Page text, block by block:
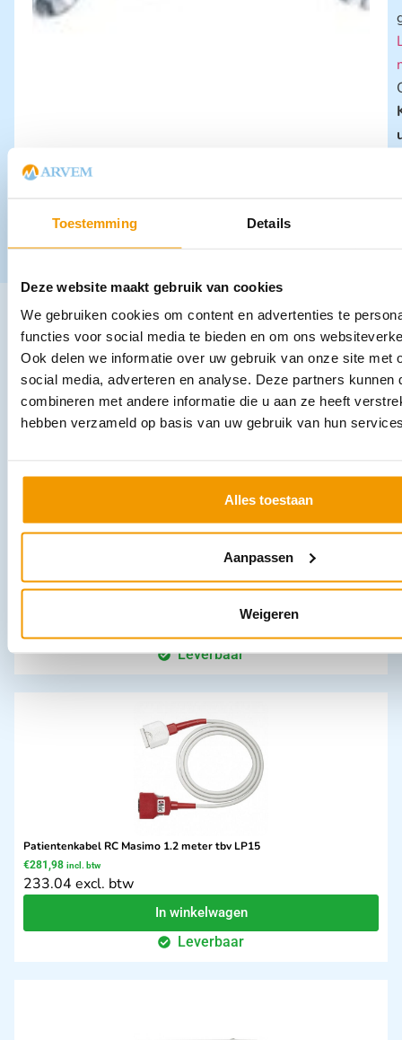
Toestemming Details
Deze website maakt gebruik van cookies
We gebruiken cookies om content en advertenties te
functies voor social media te bieden en om ons
Ook delen we informatie over uw gebruik van onze site met
social media, adverteren en analyse. Deze partners kunnen
combineren met andere informatie die u aan ze heeft
hebben verzameld op basis van uw gebruik van hun
Alles toestaan
Aanpassen
Weigeren
Andere producten in deze
categorie:
Oortips soft voor de Ri-rap stethoscoop kleur zwart 10 paar
€11,86 incl. btw
9.8 excl. btw
Leverbaar
Patientenkabel RC Masimo 1.2 meter tbv LP15
€281,98 incl. btw
233.04 excl. btw
In winkelwagen
Leverbaar